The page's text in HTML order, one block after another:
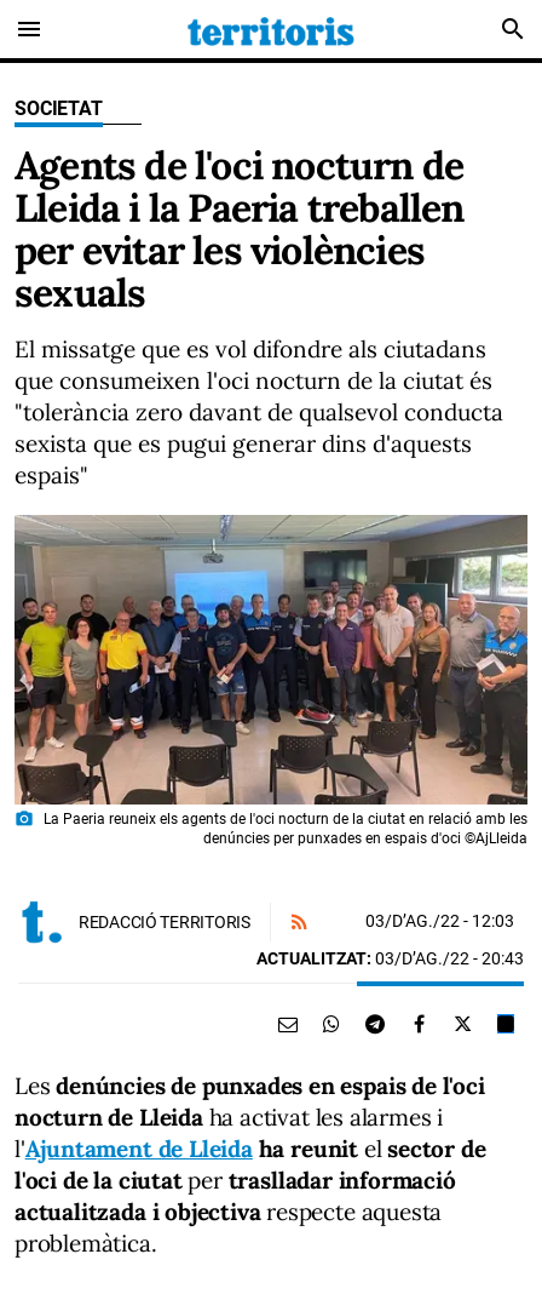
menu search
SOCIETAT
Agents de l'oci nocturn de
Lleida i la Paeria treballen
per evitar les violències
sexuals
El missatge que es vol difondre als ciutadans
que consumeixen l'oci nocturn de la ciutat és
"tolerància zero davant de qualsevol conducta
sexista que es pugui generar dins d'aquests
espais"
photo_camera
La Paeria reuneix els agents de l'oci nocturn de la ciutat en relació amb les
denúncies per punxades en espais d'oci ©AjLleida
REDACCIÓ TERRITORIS 03/D’AG./22 - 12:03
ACTUALITZAT: 03/D’AG./22 - 20:43
Les denúncies de punxades en espais de l'oci
nocturn de Lleidaha activat les alarmes i
l'Ajuntament de Lleida ha reunit elsector de
l'oci de la ciutatpertraslladar informació
actualitzada i objectivarespecte aquesta
problemàtica.